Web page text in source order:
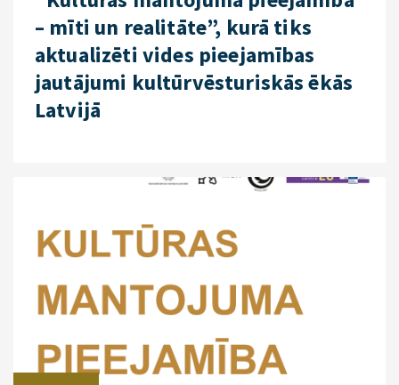
– mīti un realitāte”, kurā tiks
aktualizēti vides pieejamības
jautājumi kultūrvēsturiskās ēkās
Latvijā